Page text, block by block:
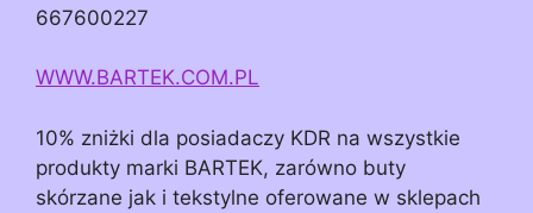
667600227
WWW.BARTEK.COM.PL
10% zniżki dla posiadaczy KDR na wszystkie
produkty marki BARTEK, zarówno buty
skórzane jak i tekstylne oferowane w sklepach